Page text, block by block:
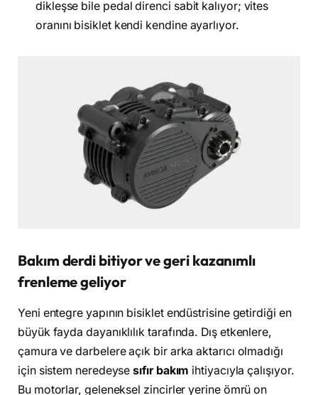
dikleşse bile pedal direnci sabit kalıyor; vites
oranını bisiklet kendi kendine ayarlıyor.
Bakım derdi bitiyor ve geri kazanımlı
frenleme geliyor
Yeni entegre yapının bisiklet endüstrisine getirdiği en
büyük fayda dayanıklılık tarafında. Dış etkenlere,
çamura ve darbelere açık bir arka aktarıcı olmadığı
için sistem neredeysesıfır bakım ihtiyacıyla çalışıyor.
Bu motorlar, geleneksel zincirler yerine ömrü on